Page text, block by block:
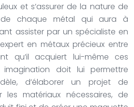
et s’assurer de la nature de
chaque métal qui aura à
assister par un spécialiste en
en métaux précieux entre
qu’il acquiert lui-même ces
imagination doit lui permettre
d’élaborer un projet de
les matériaux nécessaires, de